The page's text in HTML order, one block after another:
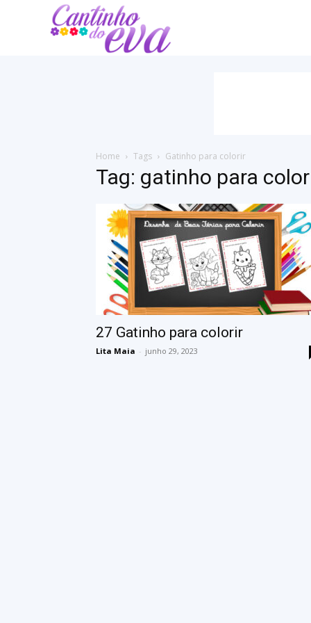
Home Tags Gatinho para colorir
Tag: gatinho para
27 Gatinho para colorir
Lita Maia - junho 29, 2023